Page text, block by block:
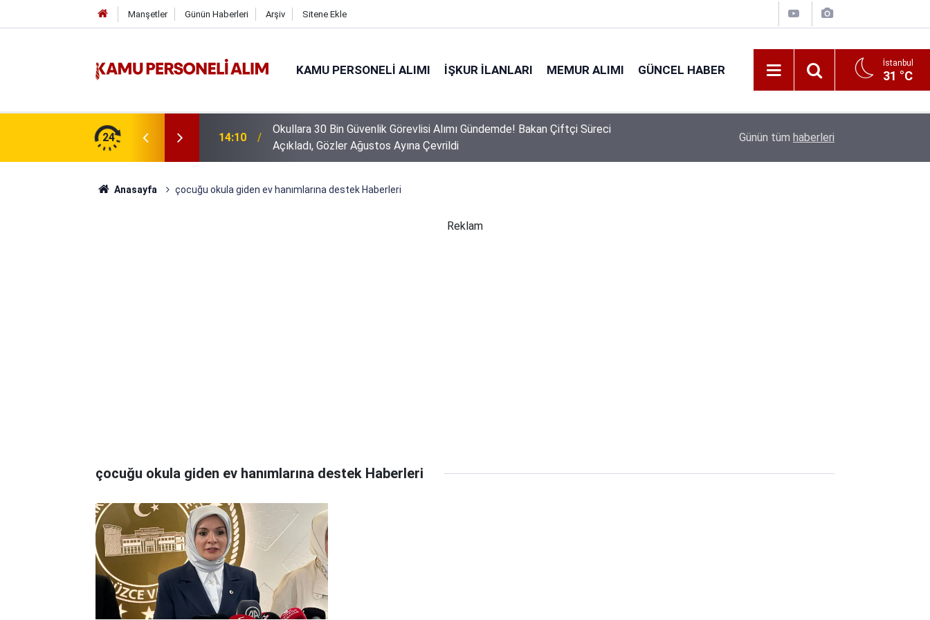
Manşetler Günün Haberleri Arşiv Sitene Ekle
KAMU PERSONELI ALIMI İŞKUR İLANLARI MEMUR ALIMI GÜNCEL HABER İstanbul
31 °C
24
Açıkladı, Gözler Ağustos Ayına Çevrildi
16:44
GSB 600 Personel Alımında Başvuru Süresi Doluyor: Son Gün Yarın Kıyı Emniyeti Genel Müdürlüğü 26 İşçi Alımı
Günün tüm haberleri
Anasayfa çocuğu okula giden ev hanımlarına destek Haberleri
Reklam
çocuğu okula giden ev hanımlarına destek Haberleri